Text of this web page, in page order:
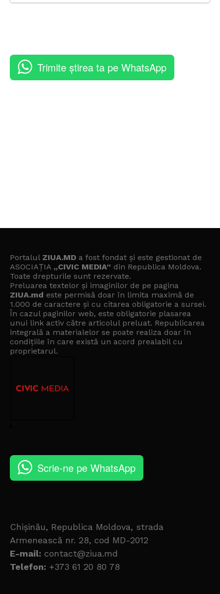
Trimite știrea ta pe WhatsApp
Portalul ZIUA.MD a fost fondat și este gestionat de
ASOCIAȚIA „CIVIC MEDIA” din Republica Moldova.
Toate drepturile sunt rezervate.
Preluarea textelor și imaginilor de pe pagina
ZIUA.md este permisă doar în limita maximă de
1.000 de caractere și cu citarea obligatorie a sursei.
În cazul paginilor web, este obligatorie plasarea
unui link activ către articolul preluat. Republicarea
integrală a materialelor se poate realiza doar în
condițiile în care există un acord prealabil cu
proprietarul.
Scrie-ne pe WhatsApp
Chișinău, Republica Moldova, strada
Armenească nr. 28, cod MD-2012
E-mail: contact@ziua.md
Telefon: +373 61 20 80 78